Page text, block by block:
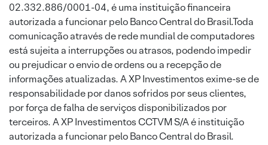
02.332.886/0001-04, é uma instituição financeira
autorizada a funcionar pelo Banco Central do Brasil.Toda
comunicação através de rede mundial de computadores
está sujeita a interrupções ou atrasos, podendo impedir
ou prejudicar o envio de ordens ou a recepção de
informações atualizadas. A XP Investimentos exime-se de
responsabilidade por danos sofridos por seus clientes,
por força de falha de serviços disponibilizados por
terceiros. A XP Investimentos CCTVM S/A é instituição
autorizada a funcionar pelo Banco Central do Brasil.